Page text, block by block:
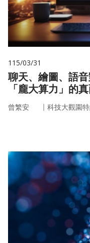
115/03/31
聊天、繪圖、語
「龐大算力」的真
曾繁安 ｜ 科技大觀園